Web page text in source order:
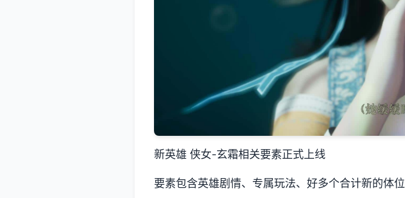
新英雄 侠女-玄霜相关要素正式上线
要素包含英雄剧情、专属玩法、好多个合计新的体位